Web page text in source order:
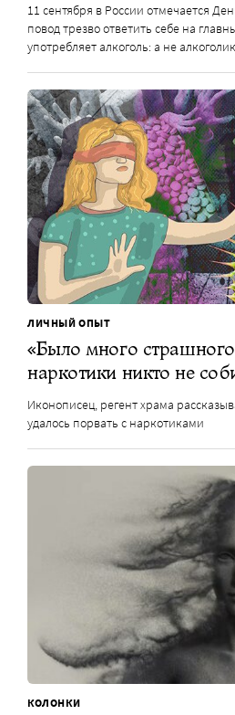
11 сентября в России отмечается
повод трезво ответить себе на
употребляет алкоголь: а не
ЛИЧНЫЙ ОПЫТ
«Было много
наркотики никто не
Иконописец, регент храма
удалось порвать с наркотиками
КОЛОНКИ